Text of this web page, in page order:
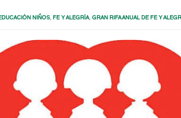
NIÑOS, FE Y ALEGRÍA,GRAN RIFA ANUAL DE FE Y